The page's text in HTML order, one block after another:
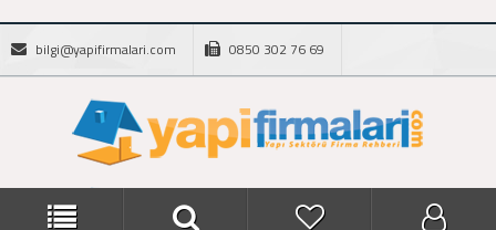
bilgi@yapifirmalari.com 0850 302 76 69